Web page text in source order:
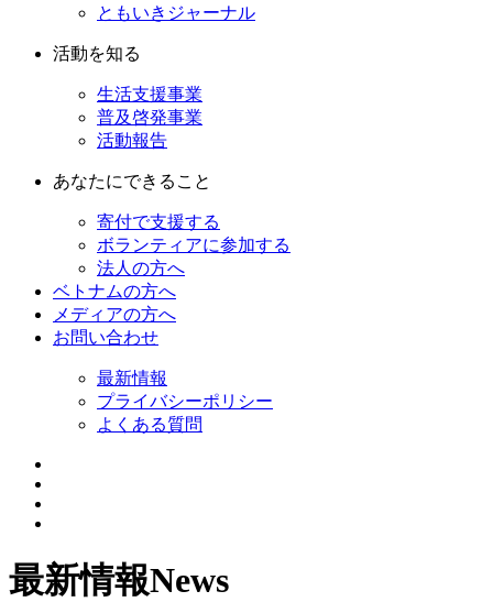
ともいきジャーナル
活動を知る
生活支援事業
普及啓発事業
活動報告
あなたにできること
寄付で支援する
ボランティアに参加する
法人の方へ
ベトナムの方へ
メディアの方へ
お問い合わせ
最新情報
プライバシーポリシー
よくある質問
最新情報News